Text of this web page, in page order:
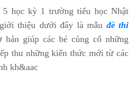
học kỳ 1 trường tiểu học Nhật
thiệu dưới đây là mẫu đề thi
bản giúp các bé củng cố những
thu những kiến thức mới từ các
kh&aac